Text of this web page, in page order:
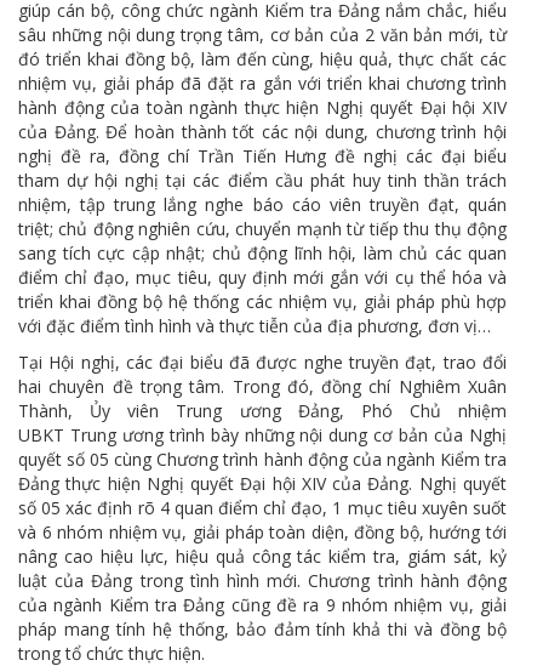
giúp cán bộ, công chức ngành Kiểm tra Đảng nắm chắc, hiểu
sâu những nội dung trọng tâm, cơ bản của 2 văn bản mới, từ
đó triển khai đồng bộ, làm đến cùng, hiệu quả, thực chất các
nhiệm vụ, giải pháp đã đặt ra gắn với triển khai chương trình
hành động của toàn ngành thực hiện Nghị quyết Đại hội XIV
của Đảng. Để hoàn thành tốt các nội dung, chương trình hội
nghị đề ra, đồng chí Trần Tiến Hưng đề nghị các đại biểu
tham dự hội nghị tại các điểm cầu phát huy tinh thần trách
nhiệm, tập trung lắng nghe báo cáo viên truyền đạt, quán
triệt; chủ động nghiên cứu, chuyển mạnh từ tiếp thu thụ động
sang tích cực cập nhật; chủ động lĩnh hội, làm chủ các quan
điểm chỉ đạo, mục tiêu, quy định mới gắn với cụ thể hóa và
triển khai đồng bộ hệ thống các nhiệm vụ, giải pháp phù hợp
với đặc điểm tình hình và thực tiễn của địa phương, đơn vị…
Tại Hội nghị, các đại biểu đã được nghe truyền đạt, trao đổi
hai chuyên đề trọng tâm. Trong đó, đồng chí Nghiêm Xuân
Thành, Ủy viên Trung ương Đảng, Phó Chủ nhiệm
UBKT Trung ương trình bày những nội dung cơ bản của Nghị
quyết số 05 cùng Chương trình hành động của ngành Kiểm tra
Đảng thực hiện Nghị quyết Đại hội XIV của Đảng. Nghị quyết
số 05 xác định rõ 4 quan điểm chỉ đạo, 1 mục tiêu xuyên suốt
và 6 nhóm nhiệm vụ, giải pháp toàn diện, đồng bộ, hướng tới
nâng cao hiệu lực, hiệu quả công tác kiểm tra, giám sát, kỷ
luật của Đảng trong tình hình mới. Chương trình hành động
của ngành Kiểm tra Đảng cũng đề ra 9 nhóm nhiệm vụ, giải
pháp mang tính hệ thống, bảo đảm tính khả thi và đồng bộ
trong tổ chức thực hiện.